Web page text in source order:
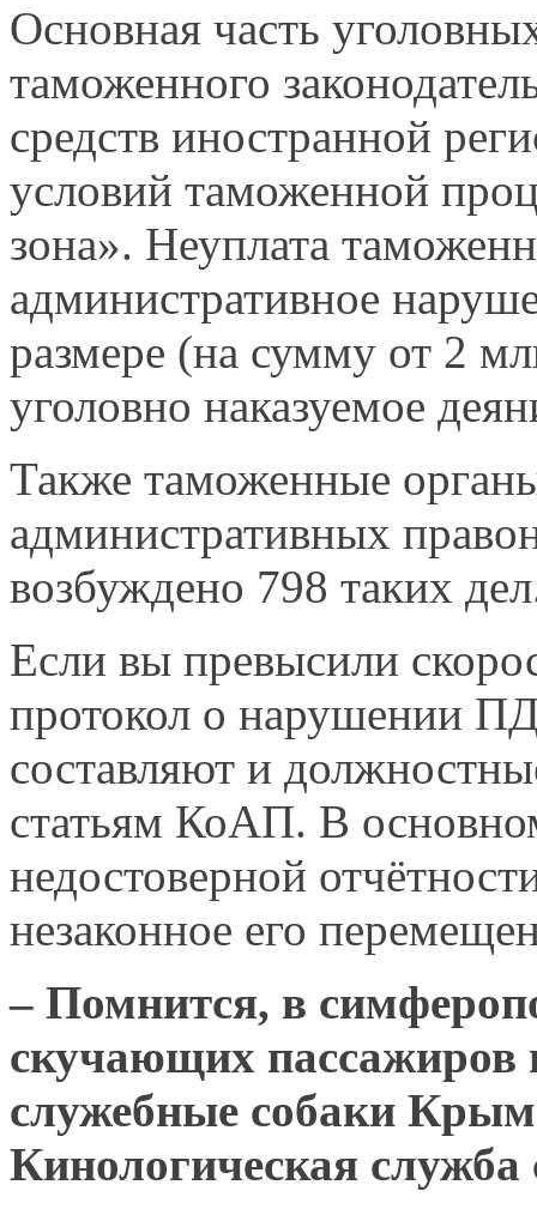
Основная часть
таможенного
средств иностранной
условий таможенной
зона». Неуплата
административное
размере (на сумму от 2
уголовно наказуемое
Также таможенные
административных
возбуждено 798 таких
Если вы превысили
протокол о нарушении
составляют и
статьям КоАП. В
недостоверной
незаконное его
– Помнится, в
скучающих пассажиров
служебные собаки
Кинологическая служба